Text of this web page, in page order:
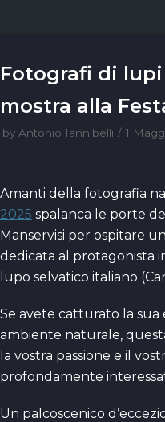
Fotografi di
mostra alla
by Antonio Iannibelli 1
Amanti della fotografia
2025 spalanca le porte
Manservisi per ospitare
dedicata al protagonista
lupo selvatico italiano
Se avete catturato la sua
ambiente naturale,
la vostra passione e il
profondamente
Un palcoscenico